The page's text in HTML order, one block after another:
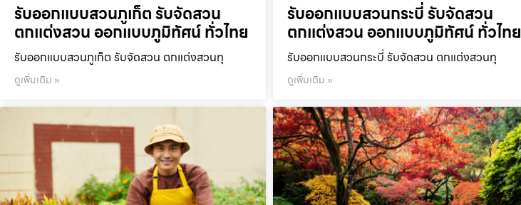
รับออกแบบสวนภูเก็ต รับจัดสวน
ตกแต่งสวน ออกแบบภูมิทัศน์ ทั่วไทย
รับออกแบบสวนภูเก็ต รับจัดสวน ตกแต่งสวนทุ
ดูเพิ่มเติม »
รับออกแบบสวนกระบี่ รับจัดสวน
ตกแต่งสวน ออกแบบภูมิทัศน์ ทั่วไทย
รับออกแบบสวนกระบี่ รับจัดสวน ตกแต่งสวนทุ
ดูเพิ่มเติม »